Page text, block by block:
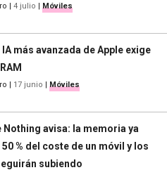
| 4 julio | Móviles
IA más avanzada de Apple exige
| 17 junio | Móviles
Nothing avisa: la memoria ya
% del coste de un móvil y los
subiendo